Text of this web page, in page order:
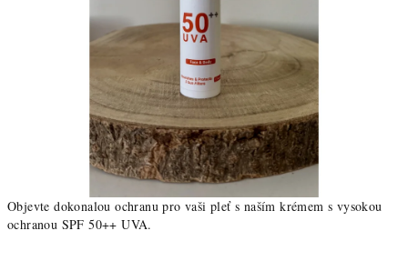
Objevte dokonalou ochranu pro vaši pleť s naším krémem s vysokou
ochranou SPF 50++ UVA.